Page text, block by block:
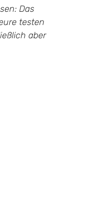
Das
testen
aber